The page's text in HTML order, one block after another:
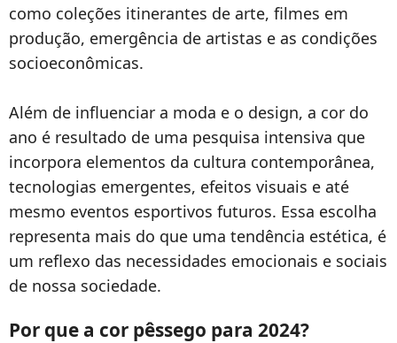
como coleções itinerantes de arte, filmes em
produção, emergência de artistas e as condições
socioeconômicas.
Além de influenciar a moda e o design, a cor do
ano é resultado de uma pesquisa intensiva que
incorpora elementos da cultura contemporânea,
tecnologias emergentes, efeitos visuais e até
mesmo eventos esportivos futuros. Essa escolha
representa mais do que uma tendência estética, é
um reflexo das necessidades emocionais e sociais
de nossa sociedade.
Por que a cor pêssego para 2024?